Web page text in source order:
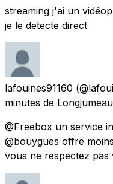
streaming j'ai un
je le detecte direct
lafouines91160
minutes de
@Freebox un service
@bouygues offre
vous ne respectez pas